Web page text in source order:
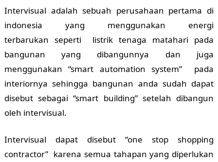
Intervisual adalah sebuah perusahaan pertama di
indonesia yang menggunakan energi
terbarukan seperti listrik tenaga matahari pada
bangunan yang dibangunnya dan juga
menggunakan “smart automation system” pada
interiornya sehingga bangunan anda sudah dapat
disebut sebagai “smart building” setelah dibangun
oleh intervisual.
Intervisual dapat disebut “one stop shopping
contractor” karena semua tahapan yang diperlukan